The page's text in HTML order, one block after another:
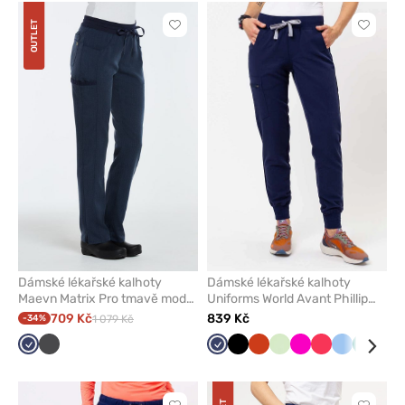
OUTLET
Kliknutím
Dámské lékařské kalhoty
Maevn Matrix Pro tmavě modrá
denim
-34% 709 Kč1 079 Kč
Námořnická
Grafitová
Dámské lékařské kalhoty
Uniforms World Avant Phillip
námořnická modř
839 Kč
Námořnická
ČernáOranžová
Pistáciová
MalinováMelounová
ModráZelená